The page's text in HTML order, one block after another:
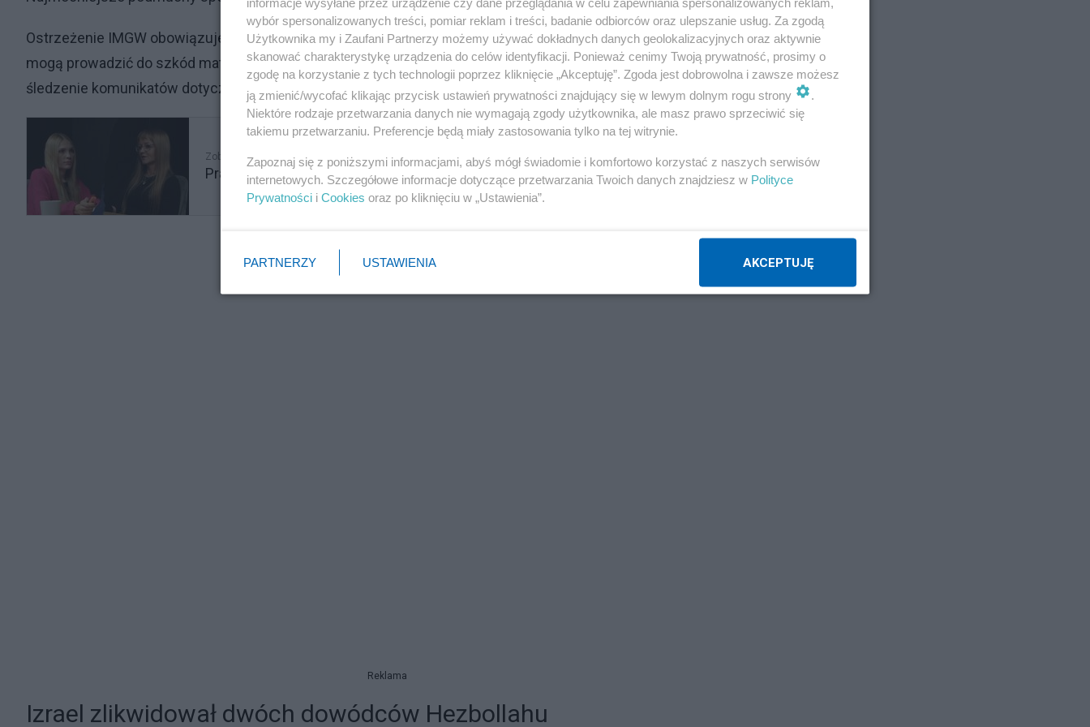
Ostrzeżenie IMGW obowiązuje do niedzieli, 3 listopada, do godziny 21:00. Instytut przypomina, że warunki te
mogą prowadzić do szkód materialnych oraz stanowić zagrożenie dla zdrowia i życia, apelując o ostrożność i
śledzenie komunikatów dotyczących sytuacji pogodowej.
Zobacz także
Pracuje przy sekcjach zwłok. Nam mówi o najgorszych rodzajach śmierci
Reklama
Izrael zlikwidował dwóch dowódców Hezbollahu
wybór spersonalizowanych treści, pomiar reklam i treści, badanie odbiorców oraz ulepszanie usług. Za zgodą
Użytkownika my i Zaufani Partnerzy możemy używać dokładnych danych geolokalizacyjnych oraz aktywnie
skanować charakterystykę urządzenia do celów identyfikacji. Ponieważ cenimy Twoją prywatność, prosimy o
zgodę na korzystanie z tych technologii poprzez kliknięcie „Akceptuję”. Zgoda jest dobrowolna i zawsze możesz
ją zmienić/wycofać klikając przycisk ustawień prywatności znajdujący się w lewym dolnym rogu strony
.
Niektóre rodzaje przetwarzania danych nie wymagają zgody użytkownika, ale masz prawo sprzeciwić się
takiemu przetwarzaniu. Preferencje będą miały zastosowania tylko na tej witrynie.
Zapoznaj się z poniższymi informacjami, abyś mógł świadomie i komfortowo korzystać z naszych serwisów
internetowych. Szczegółowe informacje dotyczące przetwarzania Twoich danych znajdziesz w Polityce
Prywatności i Cookies oraz po kliknięciu w „Ustawienia”.
PARTNERZY USTAWIENIA AKCEPTUJĘ